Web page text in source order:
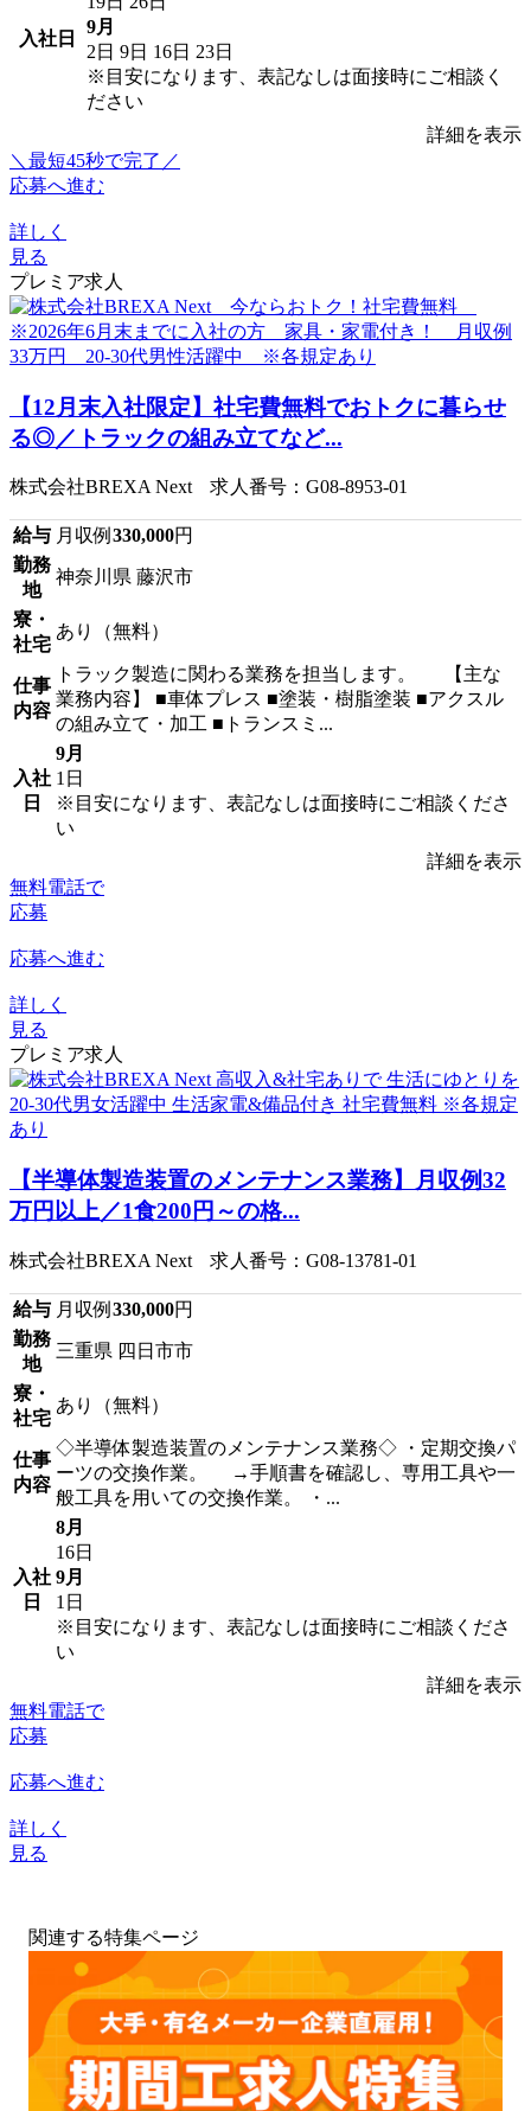
入社日
9月
2日 9日 16日 23日
※目安になります、表記なしは面接時にご相談く
ださい
詳細を表示
＼最短45秒で完了／
応募へ進む
詳しく
見る
プレミア求人
【12月末入社限定】社宅費無料でおトクに暮らせ
る◎／トラックの組み立てなど...
株式会社BREXA Next 求人番号：G08-8953-01
給与 月収例 330,000円
勤務
地
神奈川県 藤沢市
寮・
社宅
あり（無料）
仕事
内容
トラック製造に関わる業務を担当します。 【主な
業務内容】 ■車体プレス ■塗装・樹脂塗装 ■アクスル
の組み立て・加工 ■トランスミ...
入社
日
9月
1日
※目安になります、表記なしは面接時にご相談くださ
い
詳細を表示
無料電話で
応募
応募へ進む
詳しく
見る
プレミア求人
【半導体製造装置のメンテナンス業務】月収例32
万円以上／1食200円～の格...
株式会社BREXA Next 求人番号：G08-13781-01
給与 月収例 330,000円
勤務
地
三重県 四日市市
寮・
社宅
あり（無料）
仕事
内容
◇半導体製造装置のメンテナンス業務◇ ・定期交換パ
ーツの交換作業。 →手順書を確認し、専用工具や一
般工具を用いての交換作業。 ・...
入社
日
8月
16日
9月
1日
※目安になります、表記なしは面接時にご相談くださ
い
詳細を表示
無料電話で
応募
応募へ進む
詳しく
見る
関連する特集ページ